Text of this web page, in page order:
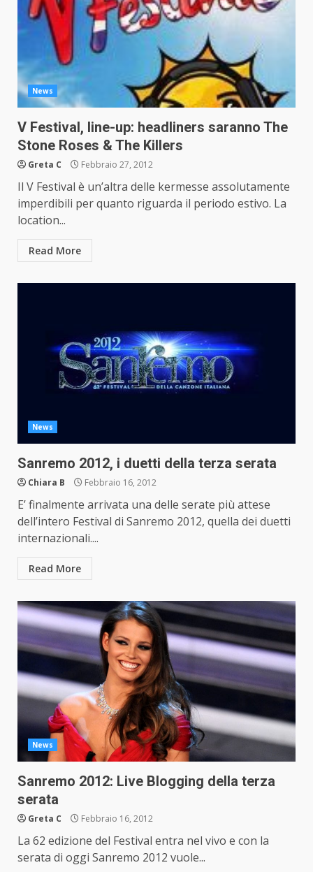
News
V Festival, line-up: headliners saranno The
Stone Roses & The Killers
Greta C Febbraio 27, 2012
Il V Festival è un’altra delle kermesse assolutamente
imperdibili per quanto riguarda il periodo estivo. La
location...
Read More
News
Sanremo 2012, i duetti della terza serata
Chiara B Febbraio 16, 2012
E’ finalmente arrivata una delle serate più attese
dell’intero Festival di Sanremo 2012, quella dei duetti
internazionali....
Read More
News
Sanremo 2012: Live Blogging della terza
serata
Greta C Febbraio 16, 2012
La 62 edizione del Festival entra nel vivo e con la
serata di oggi Sanremo 2012 vuole...